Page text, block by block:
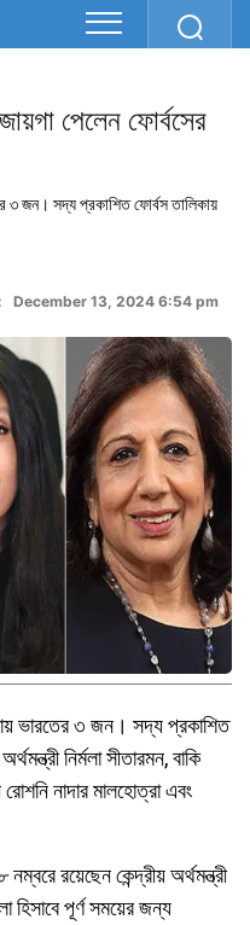
পেলেন ফোর্বসের
৩ জন। সদ্য প্রকাশিত ফোর্বস তালিকায়
December 13, 2024 6:54 pm
ভারতের ৩ জন। সদ্য প্রকাশিত
নির্মলা সীতারমন, বাকি
নাদার মালহোত্রা এবং
রয়েছেন কেন্দ্রীয় অর্থমন্ত্রী
হিসাবে পূর্ণ সময়ের জন্য